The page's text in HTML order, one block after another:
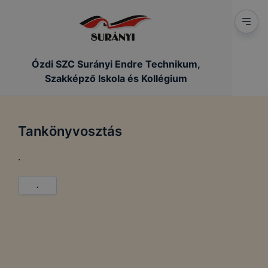
Ózdi SZC Surányi Endre Technikum,
Szakképző Iskola és Kollégium
Tankönyvosztás
.
.